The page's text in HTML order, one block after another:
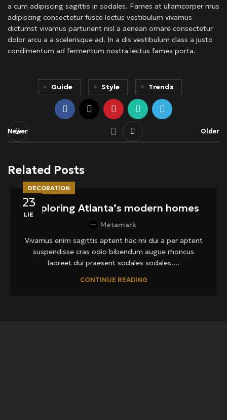
a cum adipiscing sagittis in sodales. Fames at ullamcorper mus
adipiscing consectetur fusce lectus vestibulum vivamus
dictumst vivamus parturient nisl a aenean ornare consectetur
dolor arcu a a scelerisque ad. In a dis vestibulum class a justo
condimentum ad fermentum nostra lectus fames porta.
Guide Style Trends
Newer Older
Related Posts
23
LIE
DECORATION
Exploring Atlanta’s modern homes
Metamark
Vivamus enim sagittis aptent hac mi dui a per aptent
suspendisse cras odio bibendum augue rhoncus
laoreet dui praesent sodales sodales....
CONTINUE READING